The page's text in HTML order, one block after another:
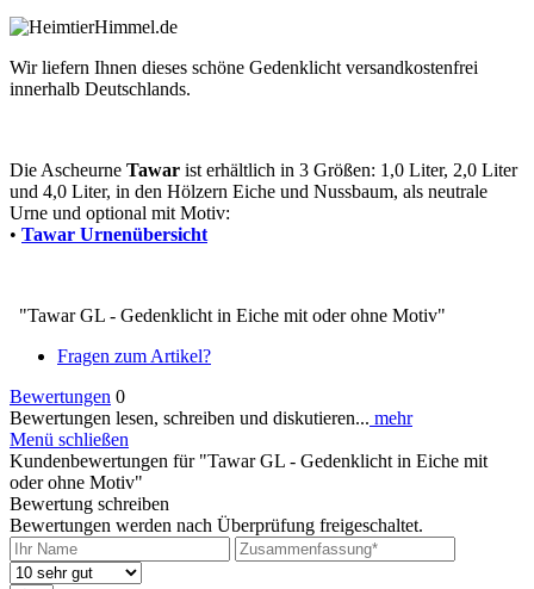
Wir liefern Ihnen dieses schöne Gedenklicht versandkostenfrei
innerhalb Deutschlands.
Die Ascheurne Tawar ist erhältlich in 3 Größen: 1,0 Liter, 2,0 Liter
und 4,0 Liter, in den Hölzern Eiche und Nussbaum, als neutrale
Urne und optional mit Motiv:
• Tawar Urnenübersicht
"Tawar GL - Gedenklicht in Eiche mit oder ohne Motiv"
Fragen zum Artikel?
Bewertungen 0
Bewertungen lesen, schreiben und diskutieren... mehr
Menü schließen
Kundenbewertungen für "Tawar GL - Gedenklicht in Eiche mit
oder ohne Motiv"
Bewertung schreiben
Bewertungen werden nach Überprüfung freigeschaltet.